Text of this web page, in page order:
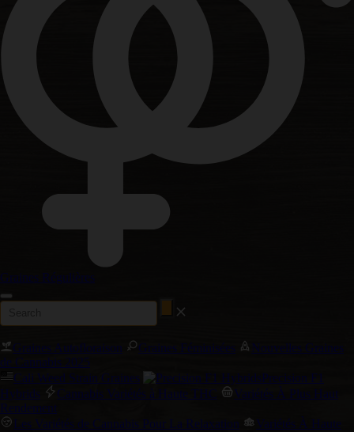
Graines Régulières
Graines Autofloraison Graines Féminisées
Nouvelles Graines
de Cannabis 2025
Cali Weed Strain Graines
Precision F1
Hybrids
Cannabis Variétés à Haute THC
Variétés À Plus Haut
Rendement
Les Variétés de Cannabis Pour La Relaxation
Variétés À Haute